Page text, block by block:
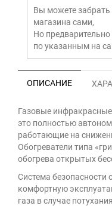
Вы можете забрать
магазина сами,
Но
по указанным на
ОПИСАНИЕ
Газовые инфракрасные
это полностью
работающие на
Обогреватели типа
обогрева открытых
Система безопасности
комфортную
газа в случае